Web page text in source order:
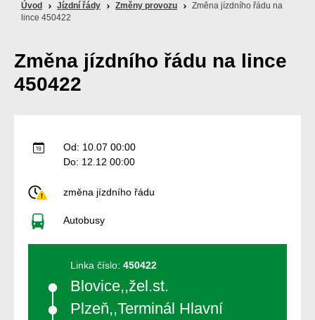
Úvod Jízdní řády Změny provozu
Změna jízdního řádu na
lince 450422
Změna jízdního řádu na lince
450422
Od: 10.07 00:00
Do: 12.12 00:00
změna jízdního řádu
Autobusy
Linka číslo: 450422
Blovice,,žel.st.
Plzeň,,Terminál Hlavní